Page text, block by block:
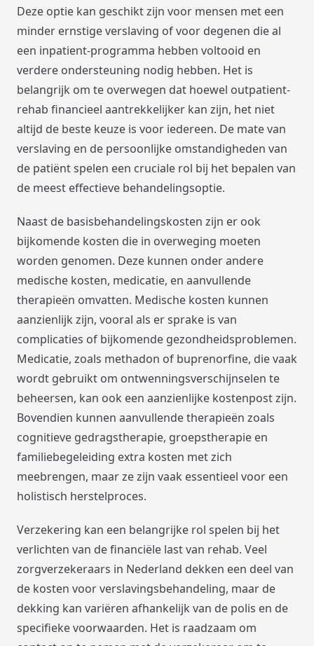
Deze optie kan geschikt zijn voor mensen met een
minder ernstige verslaving of voor degenen die al
een inpatient-programma hebben voltooid en
verdere ondersteuning nodig hebben. Het is
belangrijk om te overwegen dat hoewel outpatient-
rehab financieel aantrekkelijker kan zijn, het niet
altijd de beste keuze is voor iedereen. De mate van
verslaving en de persoonlijke omstandigheden van
de patiënt spelen een cruciale rol bij het bepalen van
de meest effectieve behandelingsoptie.
Naast de basisbehandelingskosten zijn er ook
bijkomende kosten die in overweging moeten
worden genomen. Deze kunnen onder andere
medische kosten, medicatie, en aanvullende
therapieën omvatten. Medische kosten kunnen
aanzienlijk zijn, vooral als er sprake is van
complicaties of bijkomende gezondheidsproblemen.
Medicatie, zoals methadon of buprenorfine, die vaak
wordt gebruikt om ontwenningsverschijnselen te
beheersen, kan ook een aanzienlijke kostenpost zijn.
Bovendien kunnen aanvullende therapieën zoals
cognitieve gedragstherapie, groepstherapie en
familiebegeleiding extra kosten met zich
meebrengen, maar ze zijn vaak essentieel voor een
holistisch herstelproces.
Verzekering kan een belangrijke rol spelen bij het
verlichten van de financiële last van rehab. Veel
zorgverzekeraars in Nederland dekken een deel van
de kosten voor verslavingsbehandeling, maar de
dekking kan variëren afhankelijk van de polis en de
specifieke voorwaarden. Het is raadzaam om